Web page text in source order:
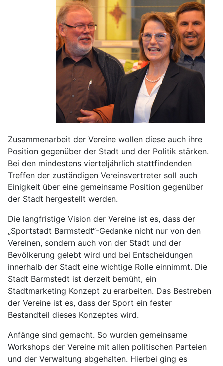
Zusammenarbeit der Vereine wollen diese auch ihre
Position gegenüber der Stadt und der Politik stärken.
Bei den mindestens vierteljährlich stattfindenden
Treffen der zuständigen Vereinsvertreter soll auch
Einigkeit über eine gemeinsame Position gegenüber
der Stadt hergestellt werden.
Die langfristige Vision der Vereine ist es, dass der
„Sportstadt Barmstedt“-Gedanke nicht nur von den
Vereinen, sondern auch von der Stadt und der
Bevölkerung gelebt wird und bei Entscheidungen
innerhalb der Stadt eine wichtige Rolle einnimmt. Die
Stadt Barmstedt ist derzeit bemüht, ein
Stadtmarketing Konzept zu erarbeiten. Das Bestreben
der Vereine ist es, dass der Sport ein fester
Bestandteil dieses Konzeptes wird.
Anfänge sind gemacht. So wurden gemeinsame
Workshops der Vereine mit allen politischen Parteien
und der Verwaltung abgehalten. Hierbei ging es